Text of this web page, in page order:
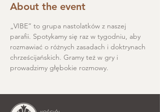
About the event
„VIBE” to grupa nastolatków z naszej
parafii. Spotykamy się raz w tygodniu, aby
rozmawiać o różnych zasadach i doktrynach
chrześcijańskich. Gramy też w gry i
prowadzimy głębokie rozmowy.